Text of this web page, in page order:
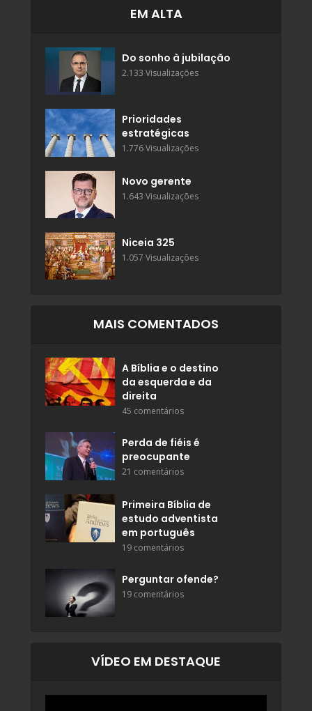
EM ALTA
Do sonho à jubilação
2.133 Visualizações
Prioridades
estratégicas
1.776 Visualizações
Novo gerente
1.643 Visualizações
Niceia 325
1.057 Visualizações
MAIS COMENTADOS
A Bíblia e o destino
da esquerda e da
direita
45 comentários
Perda de fiéis é
preocupante
21 comentários
Primeira Bíblia de
estudo adventista
em português
19 comentários
Perguntar ofende?
19 comentários
VÍDEO EM DESTAQUE